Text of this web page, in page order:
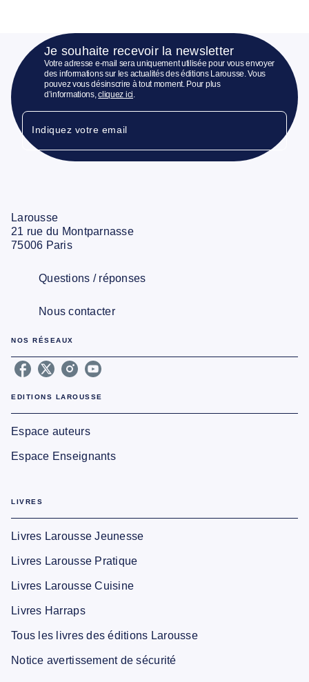
Je souhaite recevoir la newsletter
Votre adresse e-mail sera uniquement utilisée pour vous envoyer
des informations sur les actualités des éditions Larousse. Vous
pouvez vous désinscrire à tout moment. Pour plus
d’informations,cliquez ici.
Indiquez votre email
Larousse
21 rue du Montparnasse
75006 Paris
Questions / réponses
Nous contacter
NOS RÉSEAUX
EDITIONS LAROUSSE
Espace auteurs
Espace Enseignants
LIVRES
Livres Larousse Jeunesse
Livres Larousse Pratique
Livres Larousse Cuisine
Livres Harraps
Tous les livres des éditions Larousse
Notice avertissement de sécurité